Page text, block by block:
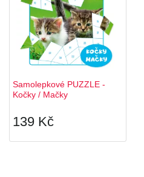
Samolepkové PUZZLE -
Kočky / Mačky
139 Kč